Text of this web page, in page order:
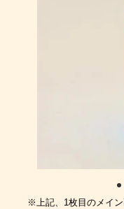
※上記、1枚目のメイン